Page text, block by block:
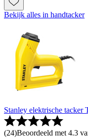
Bekijk alles in handtacker
Stanley elektrische tacker
(24)Beoordeeld met 4.3